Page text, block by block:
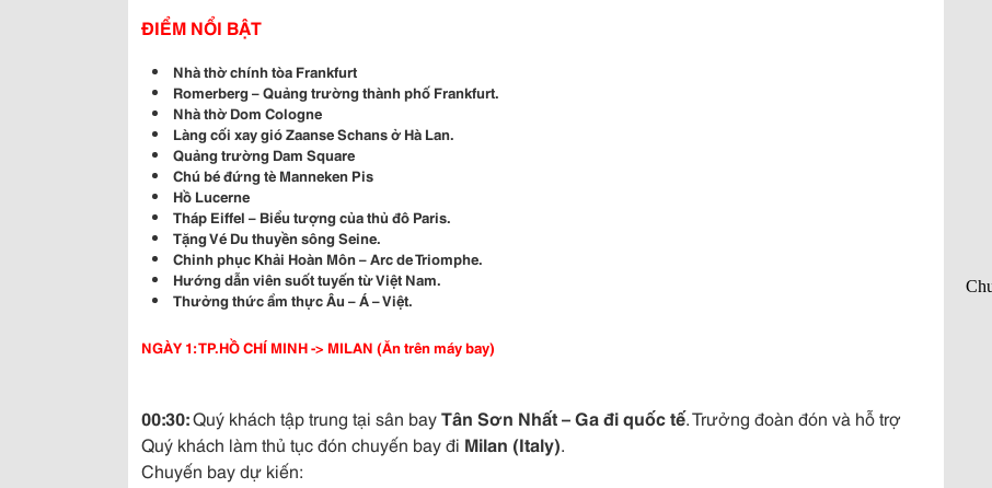
ĐIỂM NỔI BẬT
Nhà thờ chính tòa Frankfurt
Romerberg – Quảng trường thành phố Frankfurt.
Nhà thờ Dom Cologne
Làng cối xay gió Zaanse Schans ở Hà Lan.
Quảng trường Dam Square
Chú bé đứng tè Manneken Pis
Hồ Lucerne
Tháp Eiffel – Biểu tượng của thủ đô Paris.
TặngVé Du thuyền sông Seine.
Chinh phục Khải Hoàn Môn – Arc de Triomphe.
Hướng dẫn viên suốt tuyến từ Việt Nam.
Thưởng thức ẩm thực Âu – Á – Việt.
NGÀY 1: TP.HỒ CHÍ MINH -> MILAN (Ăn trên máy bay)
00:30:Quý khách tập trung tại sân bayTân Sơn Nhất – Ga đi quốc tế. Trưởng đoàn đón và hỗ trợ
Quý khách làm thủ tục đón chuyến bay đi Milan (Italy).
Chuyến bay dự kiến: